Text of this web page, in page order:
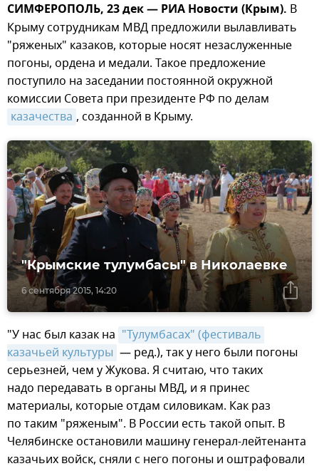
СИМФЕРОПОЛЬ, 23 дек — РИА Новости (Крым). В
Крыму сотрудникам МВД предложили вылавливать
"ряженых" казаков, которые носят незаслуженные
погоны, ордена и медали. Такое предложение
поступило на заседании постоянной окружной
комиссии Совета при президенте РФ по делам
казачества , созданной в Крыму.
6 сентября 2015, 14:20
"Крымские тулумбасы" в Николаевке
"У нас был казак на "Тулумбасах" (фестиваль
казачьей культуры — ред.), так у него были погоны
серьезней, чем у Жукова. Я считаю, что таких
надо передавать в органы МВД, и я принес
материалы, которые отдам силовикам. Как раз
по таким "ряженым". В России есть такой опыт. В
Челябинске остановили машину генерал-лейтенанта
казачьих войск, сняли с него погоны и оштрафовали